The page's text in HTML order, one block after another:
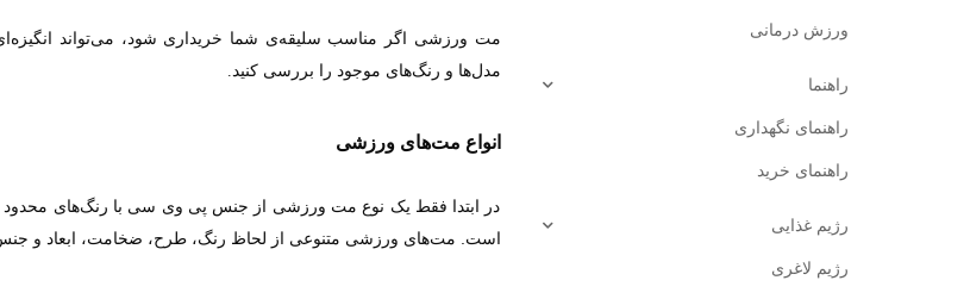
ورزش درمانی
راهنما
راهنمای نگهداری
راهنمای خرید
رژیم غذایی
رژیم لاغری
مت ورزشی اگر مناسب سلیقه‌ی شما خریداری شود، می‌تواند انگیزه‌ای
مدل‌ها و رنگ‌های موجود را بررسی کنید.
انواع مت‌های ورزشی
در ابتدا فقط یک نوع مت ورزشی از جنس پی وی سی با رنگ‌های محدود
است. مت‌های ورزشی متنوعی از لحاظ رنگ، طرح، ضخامت، ابعاد و